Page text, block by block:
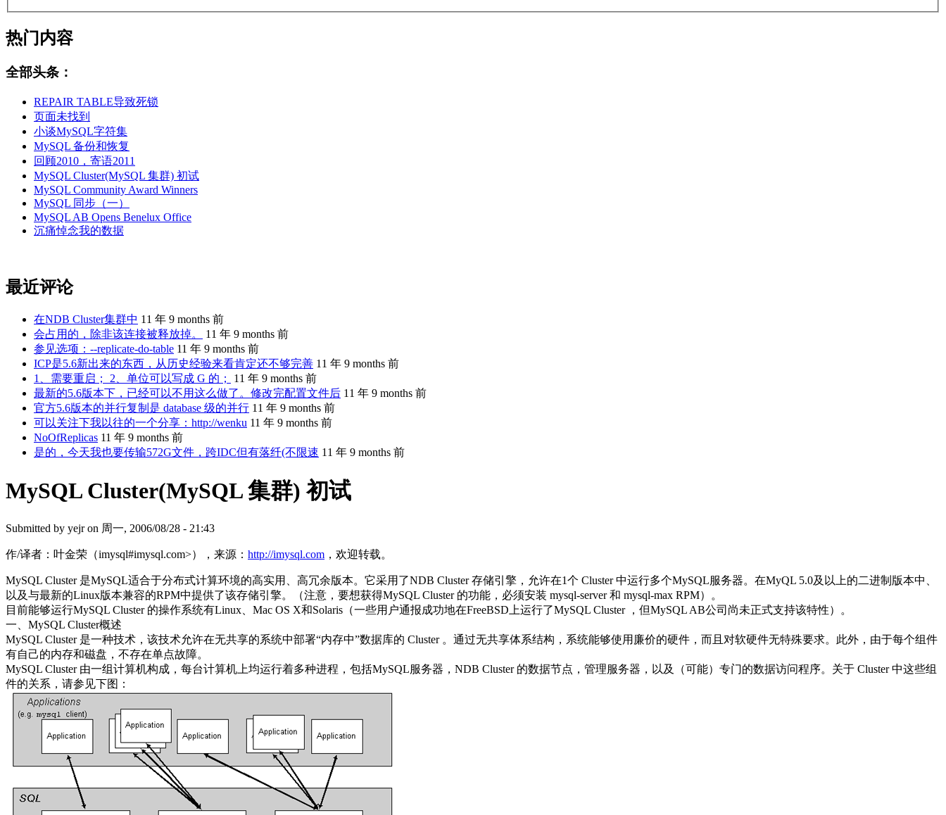
热门内容
全部头条：
REPAIR TABLE导致死锁
页面未找到
小谈MySQL字符集
MySQL 备份和恢复
回顾2010，寄语2011
MySQL Cluster(MySQL 集群) 初试
MySQL Community Award Winners
MySQL 同步（一）
MySQL AB Opens Benelux Office
沉痛悼念我的数据
最近评论
在NDB Cluster集群中 11 年 9 months 前
会占用的，除非该连接被释放掉。
11 年 9 months 前
参见选项：--replicate-do-table 11 年 9 months 前
ICP是5.6新出来的东西，从历史经验来看肯定还不够完善 11 年 9 months 前
1、需要重启； 2、单位可以写成 G 的；
11 年 9 months 前
最新的5.6版本下，已经可以不用这么做了。修改完配置文件后 11 年 9 months 前
官方5.6版本的并行复制是 database 级的并行 11 年 9 months 前
可以关注下我以往的一个分享：http://wenku 11 年 9 months 前
NoOfReplicas 11 年 9 months 前
是的，今天我也要传输572G文件，跨IDC但有落纤(不限速 11 年 9 months 前
MySQL Cluster(MySQL 集群) 初试
Submitted by yejron 周一, 2006/08/28 - 21:43
作/译者：叶金荣（imysql#imysql.com>），来源： http://imysql.com ，欢迎转载。
MySQL Cluster 是MySQL适合于分布式计算环境的高实用、高冗余版本。它采用了NDB Cluster 存储引擎，允许在1个 Cluster 中运行多个MySQL服务器。在MyQL 5.0及以上的二进制版本中、
以及与最新的Linux版本兼容的RPM中提供了该存储引擎。（注意，要想获得MySQL Cluster 的功能，必须安装 mysql-server 和 mysql-max RPM）。
目前能够运行MySQL Cluster 的操作系统有Linux、Mac OS X和Solaris（一些用户通报成功地在FreeBSD上运行了MySQL Cluster ，但MySQL AB公司尚未正式支持该特性）。
一、MySQL Cluster概述
MySQL Cluster 是一种技术，该技术允许在无共享的系统中部署“内存中”数据库的 Cluster 。通过无共享体系结构，系统能够使用廉价的硬件，而且对软硬件无特殊要求。此外，由于每个组件
有自己的内存和磁盘，不存在单点故障。
MySQL Cluster 由一组计算机构成，每台计算机上均运行着多种进程，包括MySQL服务器，NDB Cluster 的数据节点，管理服务器，以及（可能）专门的数据访问程序。关于 Cluster 中这些组
件的关系，请参见下图：